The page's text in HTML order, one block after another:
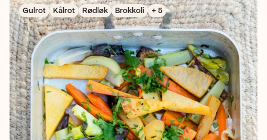
Gulrot Kålrot Rødløk Brokkoli + 5